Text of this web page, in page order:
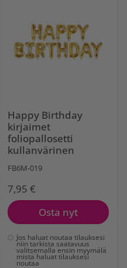
Happy Birthday
kirjaimet
foliopallosetti
kullanvärinen
FB6M-019
7,95 €
Osta nyt
Jos haluat noutaa tilauksesi
niin tarkista saatavuus
valitsemalla ensin myymälä
mistä haluat tilauksesi
noutaa